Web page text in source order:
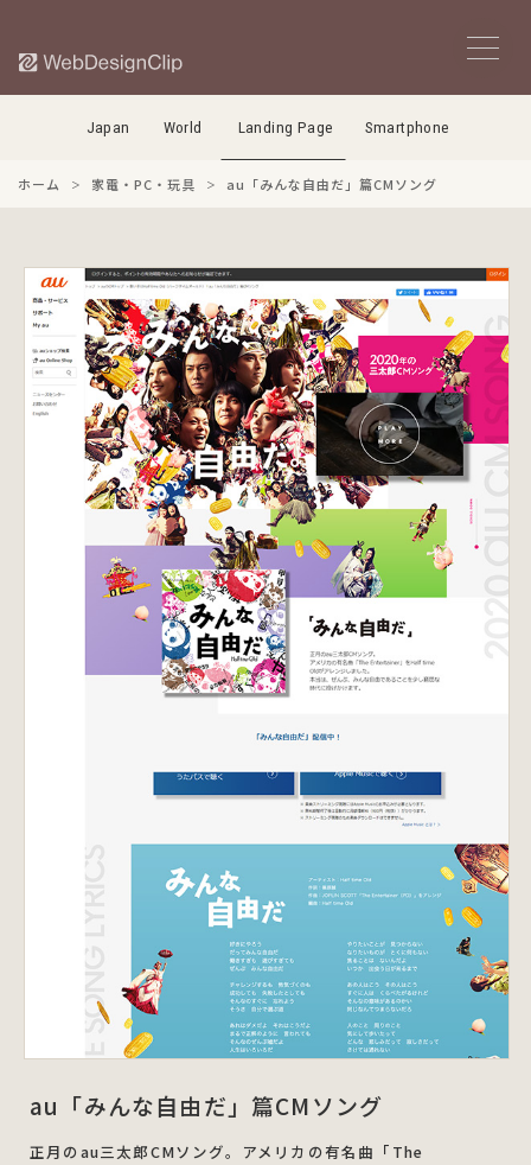
Japan World Landing Page Smartphone
ホーム 家電・PC・玩具 au「みんな自由だ」篇CMソング
au「みんな自由だ」篇CMソング
正月のau三太郎CMソング。アメリカの有名曲「The